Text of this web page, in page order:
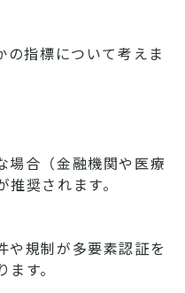
指標について考えま
場合（金融機関や医療
推奨されます。
や規制が多要素認証を
ます。